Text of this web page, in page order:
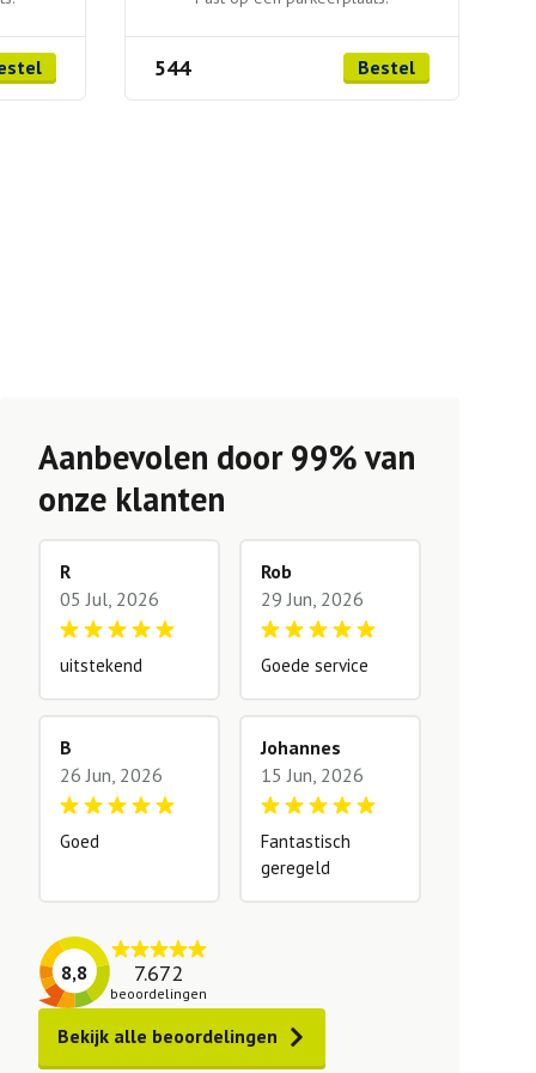
544 Bestel
Aanbevolen door 99% van
onze klanten
R
05 Jul, 2026
uitstekend
Rob
29 Jun, 2026
Goede service
B
26 Jun, 2026
Goed
Johannes
15 Jun, 2026
Fantastisch
geregeld
8,8 7.672
beoordelingen
Bekijk alle beoordelingen